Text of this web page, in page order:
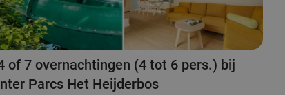
of 7 overnachtingen (4 tot 6 pers.) bij
Parcs Het Heijderbos